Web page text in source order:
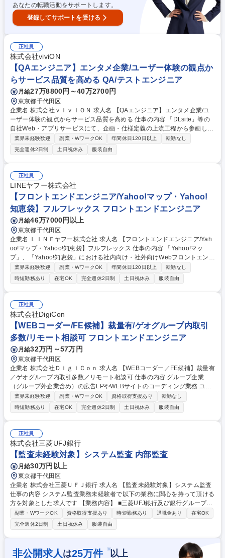
あなたの転職活動をサポートします。
登録してサポートを受ける
正社員
株式会社viviON
【QAエンジニア】エンタメ企業/ユーザー体験の観点か
らサービス品質を高める QA/テストエンジニア
月給27万8800円～40万2700円
東京都千代田区
企業名 株式会社ｖｉｖｉＯＮ 求人名 【QAエンジニア】エンタメ企業/ユ
ーザー体験の観点からサービス品質を高める 仕事の内容 「DLsite」等の
自社Web・アプリサービスにて、企画・仕様定義の上流工程から参画し、
テスト計画策定・設計・実行・不具合分析・AIや自動化推進までQA業務
全般をリードしていただきます。 ■企画・要件定義段階からのプロジェク
ト参画および仕様レビュー・リスク早期指摘 ■プロジェクト全体のテスト
計画・戦略策定、QCDを踏まえたテスト設計・実行・分析 ■プロダクトチ
ーム制での各職種との連携およびチーム全体の品質文化醸成 ■テスト自動
化（E2E／回帰）の設計・運用、CI/CD・AI・ツール活用による効率化 ■
不具合分析に基づく再発防止策の立案と実施 募集職種 【QAエンジニア】
エンタメ企業/ユーザー体験の観点からサービス品質を高める
業界未経験歓迎 副業・WワークOK 年間休日120日以上
転勤なし
完全週休2日制
土日祝休み 服装自由
正社員
LINEヤフー株式会社
【フロントエンドエンジニア/Yahoo!マップ・Yahoo!
知恵袋】フルフレックス フロントエンドエンジニア
月給46万7000円以上
東京都千代田区
企業名 ＬＩＮＥヤフー株式会社 求人名 【フロントエンドエンジニア/Yah
oo!マップ・Yahoo!知恵袋】フルフレックス 仕事の内容 「Yahoo!マッ
プ」、「Yahoo!知恵袋」における社内向け・社外向けWebフロントエンド
システムを任せいたします。各サービスにおいて主に以下の業務をお任せ
いたします。■サービスのフロントエンドシステムの設計 ■プロジェクト
チームメンバーとの要件定義業務■開発、テスト、保守運用までの一連業
務■安全でスケーラブルなフロントエンドシステムの開発 ■リファクタリ
ングや自動化を含む継続的な改善プロセスの実施 募集職種 【フロントエ
ンドエンジニア/Yahoo!マップ・Yahoo!知恵袋】フルフレックス
業界未経験歓迎 副業・WワークOK 年間休日120日以上
転勤なし
時短勤務あり
在宅OK 完全週休2日制 土日祝休み 服装自由
正社員
株式会社DigiCon
【WEBコーダー/FE候補】裁量有/ゲオグループ内取引
多数/リモート相談可 フロントエンドエンジニア
月給32万円～57万円
東京都千代田区
企業名 株式会社ＤｉｇｉＣｏｎ 求人名 【WEBコーダー／FE候補】裁量有
／ゲオグループ内取引多数／リモート相談可 仕事の内容 グループ企業
（グループ外企業含め）の広告LPやWEBサイトのコーディング業務 ユー
ザー体験（UI/UX）を追求し、高品質なページ構築にコミットしていただ
きます。 ・Webサイトのデザインデータ（Figma, Photoshop等）からの
HTML5/CSS3コーディング ・JavaScript（jQuery, TypeScript等）を用い
た動的コンテンツの実装 ・CMS（主にWordPress）のテーマ開発・カス
タマイズ ・Webサイトの運用・更新、改善提案 ・UI/UXを考慮したマー
クアップ、アクセシビリティ対応 募集職種 【WEBコーダー／FE候補】裁
量有／ゲオグループ内取引多数／リモート相談可
業界未経験歓迎 副業・WワークOK 資格取得支援あり
転勤なし
時短勤務あり
在宅OK 完全週休2日制 土日祝休み 服装自由
正社員
株式会社三菱UFJ銀行
【監査未経験対象】システム監査 内部監査
月給30万円以上
東京都千代田区
企業名 株式会社三菱ＵＦＪ銀行 求人名 【監査未経験対象】システム監査
仕事の内容 システム監査業務未経験者で以下の業務に関心を持って頂ける
方を対象とした求人です 【業務内容】 ■三菱UFJ銀行及び銀行グループ各
社（子会社・関連会社等）を対象とするシステム監査業務 ■国内及びグロ
ーバルのシステム監査(海外IT監査人との協働監査を含む) 【魅力】 システ
ム監査未経験者でもオンボーディング頂けるような研修体制を設けており
安心してチャレンジいただける環境です。 募集職種 【監査未経験対象】
システム監査
副業・WワークOK 資格取得支援あり 時短勤務あり 退職金あり
在宅OK
完全週休2日制
土日祝休み 服装自由
非公開求人 は25万件 ※以上